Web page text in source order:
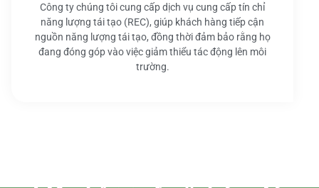
Công ty chúng tôi cung cấp dịch vụ cung cấp tín chỉ
năng lượng tái tạo (REC), giúp khách hàng tiếp cận
nguồn năng lượng tái tạo, đồng thời đảm bảo rằng họ
đang đóng góp vào việc giảm thiểu tác động lên môi
trường.